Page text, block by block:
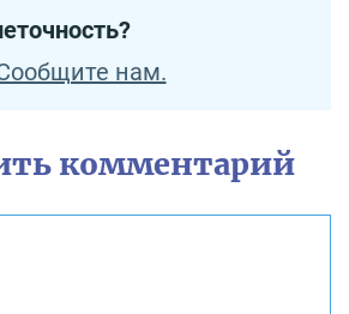
нам.
комментарий